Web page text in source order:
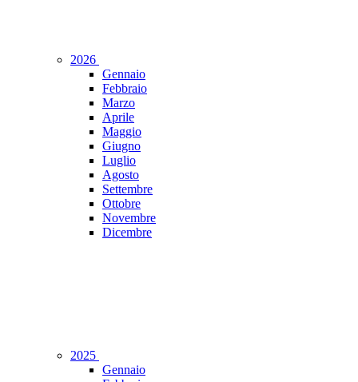
2026
Gennaio
Febbraio
Marzo
Aprile
Maggio
Giugno
Luglio
Agosto
Settembre
Ottobre
Novembre
Dicembre
2025
Gennaio